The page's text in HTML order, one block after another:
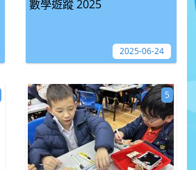
數學遊蹤 2025
2025-06-24
5